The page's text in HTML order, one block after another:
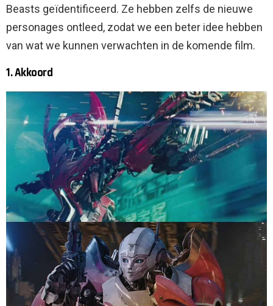
Beasts geïdentificeerd. Ze hebben zelfs de nieuwe
personages ontleed, zodat we een beter idee hebben
van wat we kunnen verwachten in de komende film.
1. Akkoord